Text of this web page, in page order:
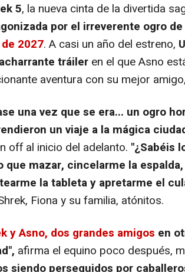
5, la nueva cinta de la divertida
por el irreverente ogro
2027. A casi un año del estreno,
tráiler en el que Asno
aventura con su mejor
una vez que se era... un ogro
un viaje a la mágica
off al inicio del adelanto. "¿Sabéis
que mazar, cincelarme la
la tableta y apretarme el
Fiona y su familia, atónitos.
y Asno, dos grandes amigos en
afirma el equino poco después,